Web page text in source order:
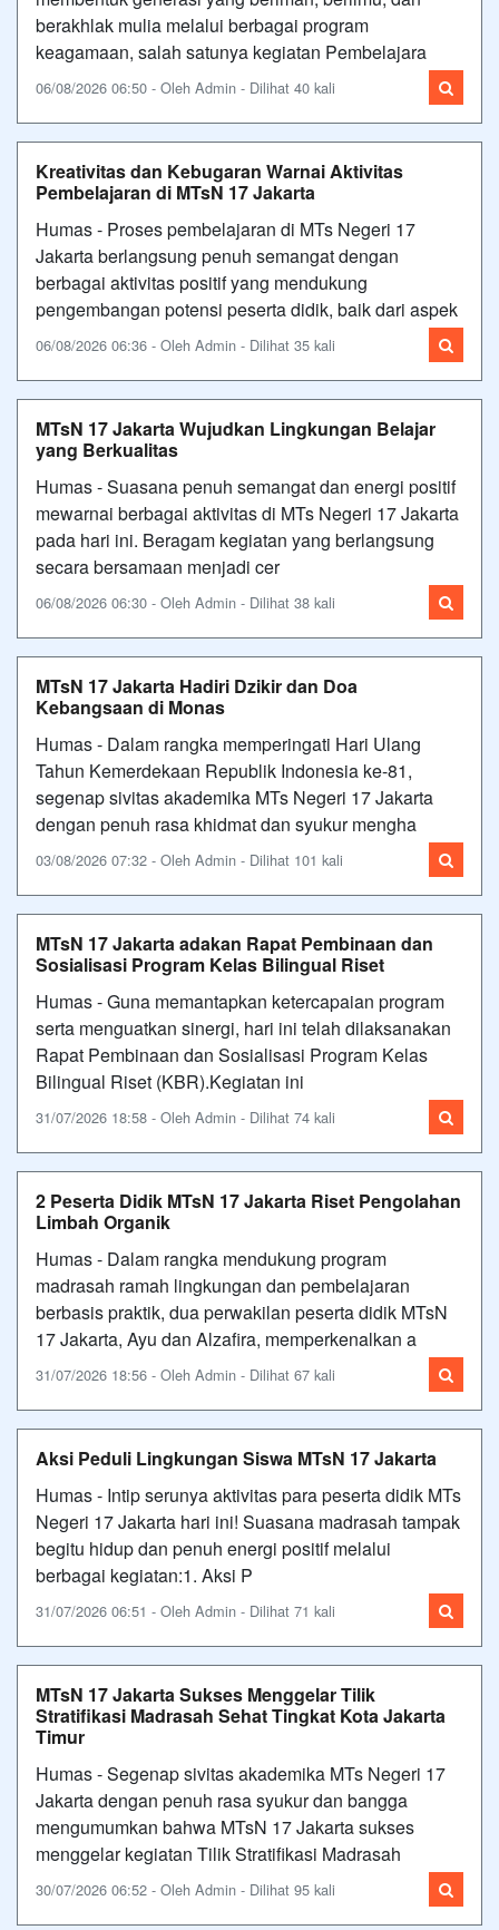
berakhlak mulia melalui berbagai program
keagamaan, salah satunya kegiatan Pembelajara
06/08/2026 06:50 - Oleh Admin - Dilihat 40 kali
Kreativitas dan Kebugaran Warnai Aktivitas
Pembelajaran di MTsN 17 Jakarta
Humas - Proses pembelajaran di MTs Negeri 17
Jakarta berlangsung penuh semangat dengan
berbagai aktivitas positif yang mendukung
pengembangan potensi peserta didik, baik dari aspek
06/08/2026 06:36 - Oleh Admin - Dilihat 35 kali
MTsN 17 Jakarta Wujudkan Lingkungan Belajar
yang Berkualitas
Humas - Suasana penuh semangat dan energi positif
mewarnai berbagai aktivitas di MTs Negeri 17 Jakarta
pada hari ini. Beragam kegiatan yang berlangsung
secara bersamaan menjadi cer
06/08/2026 06:30 - Oleh Admin - Dilihat 38 kali
MTsN 17 Jakarta Hadiri Dzikir dan Doa
Kebangsaan di Monas
Humas - Dalam rangka memperingati Hari Ulang
Tahun Kemerdekaan Republik Indonesia ke-81,
segenap sivitas akademika MTs Negeri 17 Jakarta
dengan penuh rasa khidmat dan syukur mengha
03/08/2026 07:32 - Oleh Admin - Dilihat 101 kali
MTsN 17 Jakarta adakan Rapat Pembinaan dan
Sosialisasi Program Kelas Bilingual Riset
Humas - Guna memantapkan ketercapaian program
serta menguatkan sinergi, hari ini telah dilaksanakan
Rapat Pembinaan dan Sosialisasi Program Kelas
Bilingual Riset (KBR).Kegiatan ini
31/07/2026 18:58 - Oleh Admin - Dilihat 74 kali
2 Peserta Didik MTsN 17 Jakarta Riset Pengolahan
Limbah Organik
Humas - Dalam rangka mendukung program
madrasah ramah lingkungan dan pembelajaran
berbasis praktik, dua perwakilan peserta didik MTsN
17 Jakarta, Ayu dan Alzafira, memperkenalkan a
31/07/2026 18:56 - Oleh Admin - Dilihat 67 kali
Aksi Peduli Lingkungan Siswa MTsN 17 Jakarta
Humas - Intip serunya aktivitas para peserta didik MTs
Negeri 17 Jakarta hari ini! Suasana madrasah tampak
begitu hidup dan penuh energi positif melalui
berbagai kegiatan:1. Aksi P
31/07/2026 06:51 - Oleh Admin - Dilihat 71 kali
MTsN 17 Jakarta Sukses Menggelar Tilik
Stratifikasi Madrasah Sehat Tingkat Kota Jakarta
Timur
Humas - Segenap sivitas akademika MTs Negeri 17
Jakarta dengan penuh rasa syukur dan bangga
mengumumkan bahwa MTsN 17 Jakarta sukses
menggelar kegiatan Tilik Stratifikasi Madrasah
30/07/2026 06:52 - Oleh Admin - Dilihat 95 kali